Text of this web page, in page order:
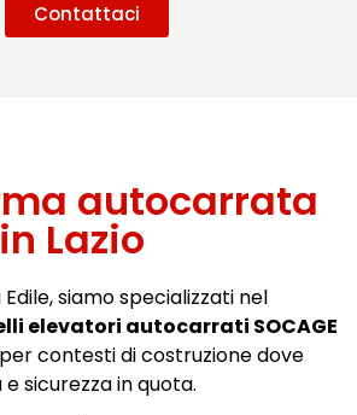
Contattaci
autocarrata
Lazio
siamo specializzati nel
elevatori autocarrati SOCAGE
contesti di costruzione dove
sicurezza in quota.